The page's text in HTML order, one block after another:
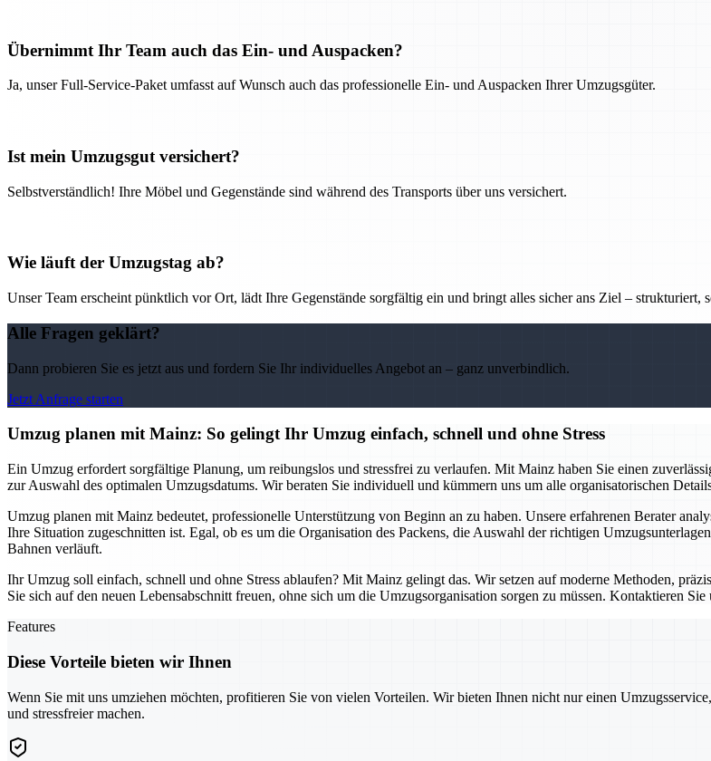
Übernimmt Ihr Team auch das Ein- und Auspacken?
Ja, unser Full-Service-Paket umfasst auf Wunsch auch das professionelle Ein- und Auspacken Ihrer Umzugsgüter.
Ist mein Umzugsgut versichert?
Selbstverständlich! Ihre Möbel und Gegenstände sind während des Transports über uns versichert.
Wie läuft der Umzugstag ab?
Unser Team erscheint pünktlich vor Ort, lädt Ihre Gegenstände sorgfältig ein und bringt alles sicher ans Ziel – strukturiert,
Alle Fragen geklärt?
Dann probieren Sie es jetzt aus und fordern Sie Ihr individuelles Angebot an – ganz unverbindlich.
Jetzt Anfrage starten
Umzug planen mit Mainz: So gelingt Ihr Umzug einfach, schnell und ohne Stress
Ein Umzug erfordert sorgfältige Planung, um reibungslos und stressfrei zu verlaufen. Mit Mainz haben Sie einen
zur Auswahl des optimalen Umzugsdatums. Wir beraten Sie individuell und kümmern uns um alle organisatorischen
Umzug planen mit Mainz bedeutet, professionelle Unterstützung von Beginn an zu haben. Unsere erfahrenen Berater
Ihre Situation zugeschnitten ist. Egal, ob es um die Organisation des Packens, die Auswahl der richtigen
Bahnen verläuft.
Ihr Umzug soll einfach, schnell und ohne Stress ablaufen? Mit Mainz gelingt das. Wir setzen auf moderne Methoden,
Sie sich auf den neuen Lebensabschnitt freuen, ohne sich um die Umzugsorganisation sorgen zu müssen. Kontaktieren
Features
Diese Vorteile bieten wir Ihnen
Wenn Sie mit uns umziehen möchten, profitieren Sie von vielen Vorteilen. Wir bieten Ihnen nicht nur einen
und stressfreier machen.